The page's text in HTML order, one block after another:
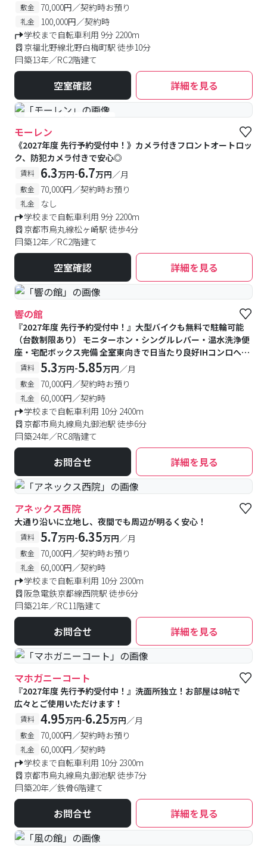
敷金 70,000円／契約時お預り
礼金
100,000円／契約時
学校まで自転車利用 9分 2200m
京福北野線北野白梅町駅 徒歩10分
築13年／RC2階建て
空室確認 詳細を見る
#予約受付中 #空室待ち
モーレン
《2027年度 先行予約受付中！》カメラ付きフロントオートロッ
ク、防犯カメラ付きで安心◎
賃料 6.3万円-6.7万円／月
敷金 70,000円／契約時お預り
礼金
なし
学校まで自転車利用 9分 2200m
京都市烏丸線松ヶ崎駅 徒歩4分
築12年／RC2階建て
空室確認 詳細を見る
響の館
『2027年度 先行予約受付中！』⼤型バイクも無料で駐輪可能
（台数制限あり） モニターホン・シングルレバー・温⽔洗浄便
座・宅配ボックス完備 全室東向きで⽇当たり良好IHコンロへリ
ニューアル！
賃料 5.3万円-5.85万円／月
敷金 70,000円／契約時お預り
礼金
60,000円／契約時
学校まで自転車利用 10分 2400m
京都市烏丸線烏丸御池駅 徒歩6分
築24年／RC8階建て
お問合せ 詳細を見る
アネックス西院
大通り沿いに立地し、夜間でも周辺が明るく安心！
賃料 5.7万円-6.35万円／月
敷金 70,000円／契約時お預り
礼金
60,000円／契約時
学校まで自転車利用 10分 2300m
阪急電鉄京都線西院駅 徒歩6分
築21年／RC11階建て
お問合せ 詳細を見る
マホガニーコート
『2027年度 先行予約受付中！』洗面所独立！お部屋は8帖で
広々とご使用いただけます！
賃料 4.95万円-6.25万円／月
敷金 70,000円／契約時お預り
礼金
60,000円／契約時
学校まで自転車利用 10分 2300m
京都市烏丸線烏丸御池駅 徒歩7分
築20年／鉄骨6階建て
お問合せ 詳細を見る